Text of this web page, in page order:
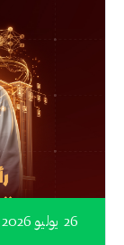
26 يوليو 2026